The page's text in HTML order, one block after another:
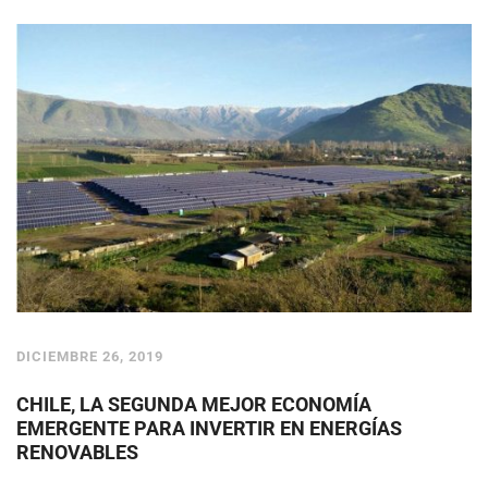
DICIEMBRE 26, 2019
CHILE, LA SEGUNDA MEJOR ECONOMÍA
EMERGENTE PARA INVERTIR EN ENERGÍAS
RENOVABLES